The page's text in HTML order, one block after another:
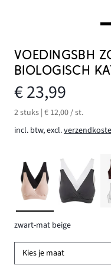
VOEDINGSBH
BIOLOGISCH
€ 23,99
2 stuks | € 12,00 / st.
incl. btw, excl.
zwart-mat beige
Kies je maat